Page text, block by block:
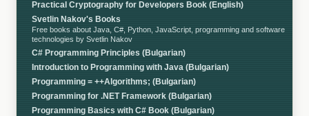
Practical Cryptography for Developers Book (English)
Svetlin Nakov's Books
Free books about Java, C#, Python, JavaScript, programming and software
technologies by Svetlin Nakov
C# Programming Principles (Bulgarian)
Introduction to Programming with Java (Bulgarian)
Programming = ++Algorithms; (Bulgarian)
Programming for .NET Framework (Bulgarian)
Programming Basics with C# Book (Bulgarian)